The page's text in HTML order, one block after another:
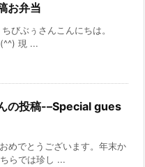
お弁当
こんにちは。
現 ...
の投稿-–Special gues
とうございます。年末か
らでは珍し ...